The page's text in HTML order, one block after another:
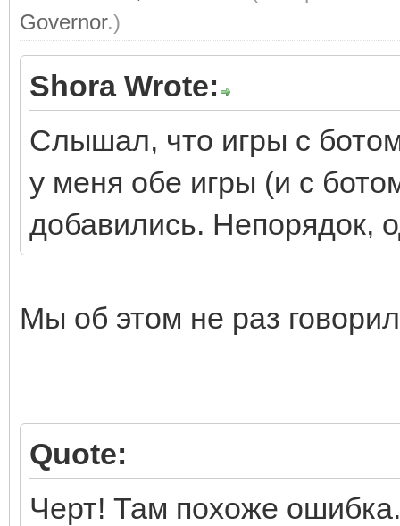
Governor.)
Shora Wrote:
Слышал, что игры с
у меня обе игры (и с
добавились. Непорядок,
Мы об этом не раз
Quote:
Черт! Там похоже